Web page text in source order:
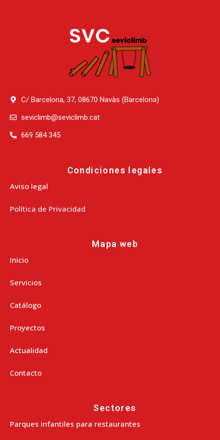
C/ Barcelona, 37, 08670 Navàs (Barcelona)
seviclimb@seviclimb.cat
669 584 345
Condiciones legales
Aviso legal
Política de Privacidad
Mapa web
Inicio
Servicios
Catálogo
Proyectos
Actualidad
Contacto
Sectores
Parques infantiles para restaurantes